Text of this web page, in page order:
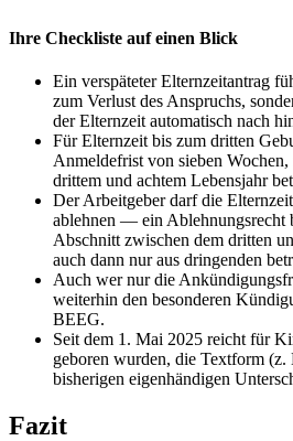
Ihre Checkliste auf einen Blick
Ein verspäteter Elternzeitantrag
zum Verlust des Anspruchs,
der Elternzeit automatisch nach
Für Elternzeit bis zum dritten
Anmeldefrist von sieben
drittem und achtem Lebensjahr
Der Arbeitgeber darf die
ablehnen — ein Ablehnungsrecht
Abschnitt zwischen dem dritten
auch dann nur aus dringenden
Auch wer nur die
weiterhin den besonderen
BEEG.
Seit dem 1. Mai 2025 reicht für
geboren wurden, die Textform
bisherigen eigenhändigen
Fazit